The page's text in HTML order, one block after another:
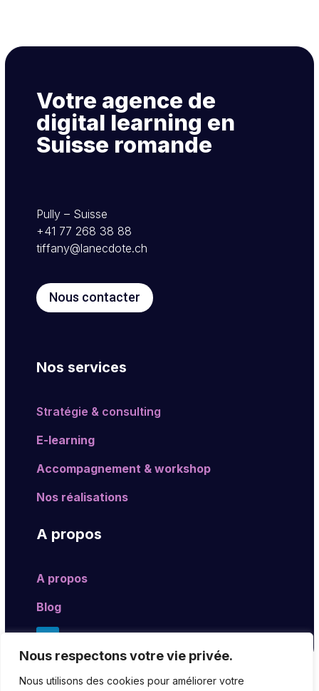
Nous respectons votre vie privée.
Nous utilisons des cookies pour améliorer votre
Votre agence de
digital learning en
Suisse romande
Pully – Suisse
+41 77 268 38 88
tiffany@lanecdote.ch
Nous contacter
Nos services
Stratégie & consulting
E-learning
Accompagnement & workshop
Nos réalisations
A propos
A propos
Blog